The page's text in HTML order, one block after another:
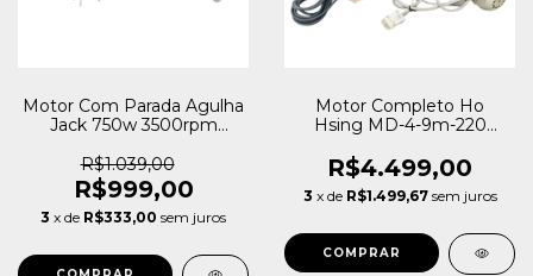
Motor Com Parada Agulha
Jack 750w 3500rpm
R$1.039,00
R$999,00
3 x de R$333,00 sem juros
Motor Completo Ho
Hsing MD-4-9m-220
R$4.499,00
3 x de R$1.499,67 sem juros